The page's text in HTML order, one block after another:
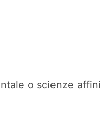
o scienze affini